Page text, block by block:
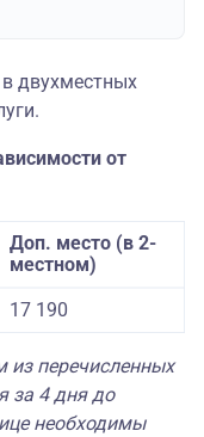
двухместных
от
Доп. место (в 2-
местном)
17 190
из перечисленных
за 4 дня до
необходимы